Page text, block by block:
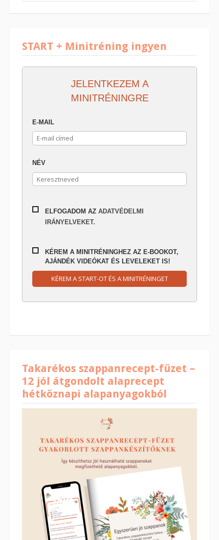
START + Minitréning ingyen
JELENTKEZEM A
MINITRÉNINGRE
E-MAIL
NÉV
ELFOGADOM AZ ADATVÉDELMI
IRÁNYELVEKET.
KÉREM A MINITRÉNINGHEZ AZ E-BOOKOT,
AJÁNDÉK VIDEÓKAT ÉS LEVELEKET IS!
KÉREM A START-OT ÉS A MINITRÉNINGET
Takarékos szappanrecept-füzet –
12 jól átgondolt alaprecept
hétköznapi alapanyagokból